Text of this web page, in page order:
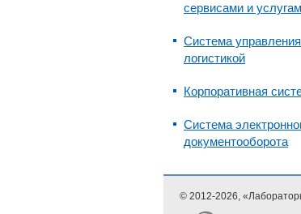
сервисами и
Система
логистикой
Корпоративная
Система
документооборота
© 2012-2026,